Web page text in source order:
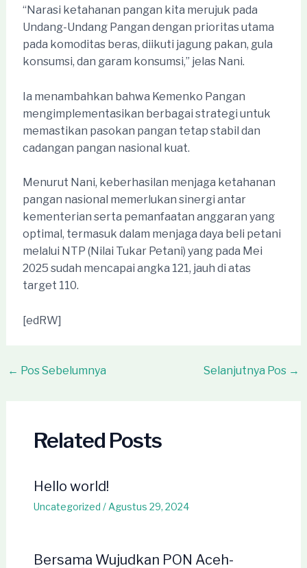
“Narasi ketahanan pangan kita merujuk pada
Undang-Undang Pangan dengan prioritas utama
pada komoditas beras, diikuti jagung pakan, gula
konsumsi, dan garam konsumsi,” jelas Nani.
Ia menambahkan bahwa Kemenko Pangan
mengimplementasikan berbagai strategi untuk
memastikan pasokan pangan tetap stabil dan
cadangan pangan nasional kuat.
Menurut Nani, keberhasilan menjaga ketahanan
pangan nasional memerlukan sinergi antar
kementerian serta pemanfaatan anggaran yang
optimal, termasuk dalam menjaga daya beli petani
melalui NTP (Nilai Tukar Petani) yang pada Mei
2025 sudah mencapai angka 121, jauh di atas
target 110.
[edRW]
Post
← Pos Sebelumnya Selanjutnya Pos →
Related Posts
Hello world!
Uncategorized / Agustus 29, 2024
Bersama Wujudkan PON Aceh-